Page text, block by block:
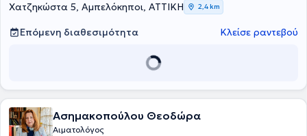
Χατζηκώστα 5, Αμπελόκηποι, ΑΤΤΙΚΗ 2,4 km
Επόμενη διαθεσιμότητα Κλείσε ραντεβού
Ασημακοπούλου Θεοδώρα
Αιματολόγος